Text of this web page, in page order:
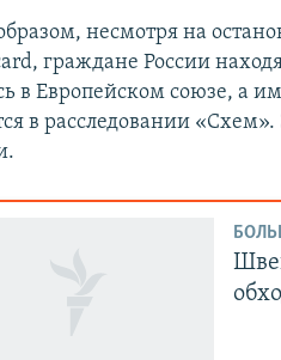
несмотря на
граждане России
в Европейском союзе, а
в расследовании